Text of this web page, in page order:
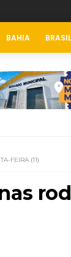
BAHIA BRASIL
FEIRA (11)